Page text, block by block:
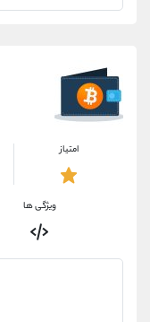
امتیاز
ویژگی ها